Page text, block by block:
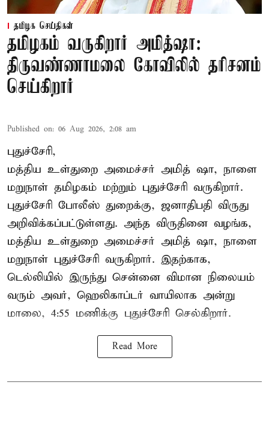
தமிழக செய்திகள்
தமிழகம் வருகிறார் அமித்ஷா:
திருவண்ணாமலை கோவிலில் தரிசனம்
செய்கிறார்
Published on: 06 Aug 2026, 2:08 am
புதுச்சேரி,
மத்திய உள்துறை அமைச்சர் அமித் ஷா, நாளை
மறுநாள் தமிழகம் மற்றும் புதுச்சேரி வருகிறார்.
புதுச்சேரி போலீஸ் துறைக்கு, ஜனாதிபதி விருது
அறிவிக்கப்பட்டுள்ளது. அந்த விருதினை வழங்க,
மத்திய உள்துறை அமைச்சர் அமித் ஷா, நாளை
மறுநாள் புதுச்சேரி வருகிறார். இதற்காக,
டெல்லியில் இருந்து சென்னை விமான நிலையம்
வரும் அவர், ஹெலிகாப்டர் வாயிலாக அன்று
மாலை, 4:55 மணிக்கு புதுச்சேரி செல்கிறார்.
Read More